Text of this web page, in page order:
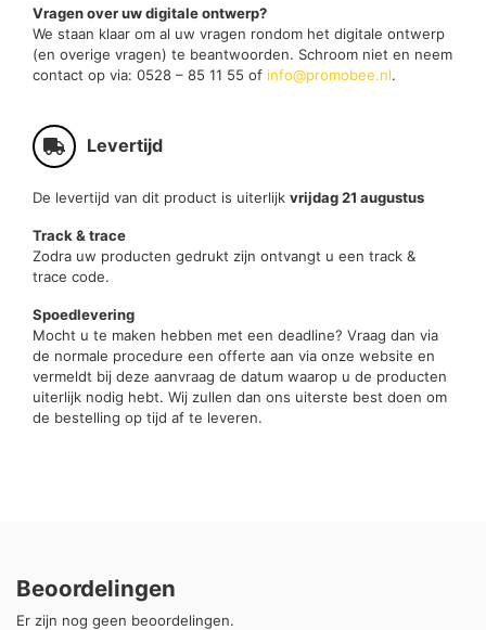
Vragen over uw digitale ontwerp?
We staan klaar om al uw vragen rondom het digitale ontwerp
(en overige vragen) te beantwoorden. Schroom niet en neem
contact op via: 0528 – 85 11 55 of info@promobee.nl.
Levertijd
De levertijd van dit product is uiterlijk vrijdag 21 augustus
Track & trace
Zodra uw producten gedrukt zijn ontvangt u een track &
trace code.
Spoedlevering
Mocht u te maken hebben met een deadline? Vraag dan via
de normale procedure een offerte aan via onze website en
vermeldt bij deze aanvraag de datum waarop u de producten
uiterlijk nodig hebt. Wij zullen dan ons uiterste best doen om
de bestelling op tijd af te leveren.
Beoordelingen
Er zijn nog geen beoordelingen.